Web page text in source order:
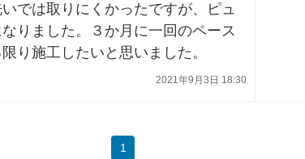
では取りにくかったですが、ピュ
りました。３か月に一回のペース
り施工したいと思いました。
2021年9月3日 18:30
1